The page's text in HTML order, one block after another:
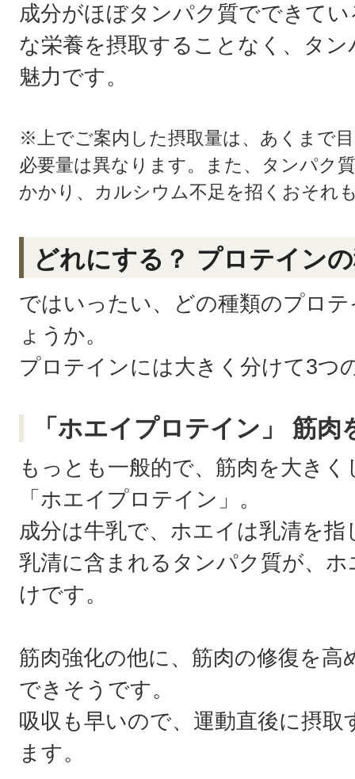
成分がほぼタンパク質でできて
な栄養を摂取することなく、タ
魅力です。
※上でご案内した摂取量は、あくまで
必要量は異なります。また、タンパク
かかり、カルシウム不足を招くおそれ
どれにする？ プロテイン
ではいったい、どの種類のプロ
ょうか。
プロテインには大きく分けて3つ
「ホエイプロテイン」 筋
もっとも一般的で、筋肉を大き
「ホエイプロテイン」。
成分は牛乳で、ホエイは乳清を指
乳清に含まれるタンパク質が、
けです。
筋肉強化の他に、筋肉の修復を
できそうです。
吸収も早いので、運動直後に摂
ます。